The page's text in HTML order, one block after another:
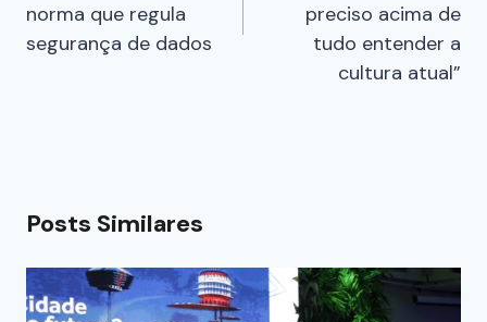
norma que regula
segurança de dados
preciso acima de
tudo entender a
cultura atual”
Posts Similares